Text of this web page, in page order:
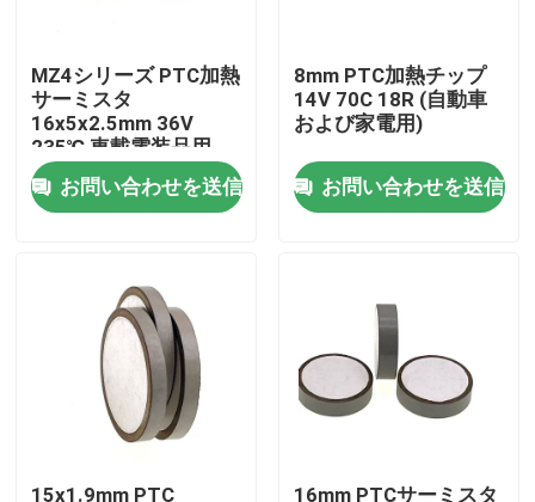
工場 ツアー
品質管理
ニュース
PTCのサーミスター
MZ4シリーズ PTC加熱
サーミスタ
16x5x2.5mm 36V
235℃ 車載電装品用
お問い合わせを送信
8mm PTC加熱チップ
14V 70C 18R (自動車
および家電用)
お問い合わせを送信
15x1.9mm PTC 16mm PTCサーミスタ